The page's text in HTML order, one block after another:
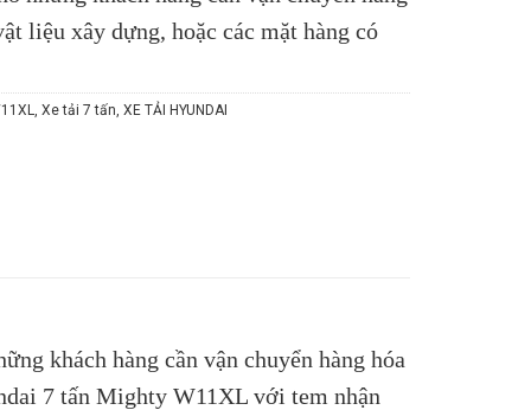
liệu xây dựng, hoặc các mặt hàng có
, Xe tải 7 tấn, XE TẢI HYUNDAI
khách hàng cần vận chuyển hàng hóa
7 tấn Mighty W11XL với tem nhận